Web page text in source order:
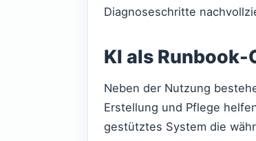
Diagnoseschritte
KI als
Neben der Nutzung
Erstellung und Pflege
gestütztes System die